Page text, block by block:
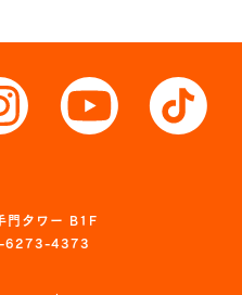
門タワー B1F
6273-4373